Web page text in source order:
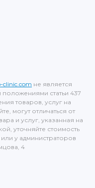
clinic.com не является
статьи 437
товаров, услуг на
могут отличаться от
и услуг, указанная на
уточняйте стоимость
у администраторов
4